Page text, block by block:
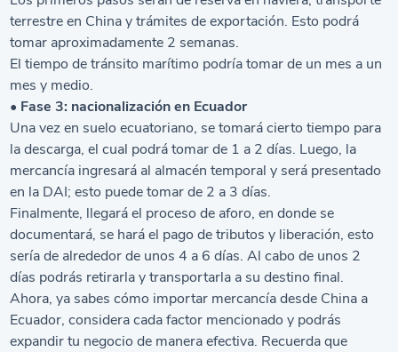
terrestre en China y trámites de exportación. Esto podrá
tomar aproximadamente 2 semanas.
El tiempo de tránsito marítimo podría tomar de un mes a un
mes y medio.
• Fase 3: nacionalización en Ecuador
Una vez en suelo ecuatoriano, se tomará cierto tiempo para
la descarga, el cual podrá tomar de 1 a 2 días. Luego, la
mercancía ingresará al almacén temporal y será presentado
en la DAI; esto puede tomar de 2 a 3 días.
Finalmente, llegará el proceso de aforo, en donde se
documentará, se hará el pago de tributos y liberación, esto
sería de alrededor de unos 4 a 6 días. Al cabo de unos 2
días podrás retirarla y transportarla a su destino final.
Ahora, ya sabes cómo importar mercancía desde China a
Ecuador, considera cada factor mencionado y podrás
expandir tu negocio de manera efectiva. Recuerda que